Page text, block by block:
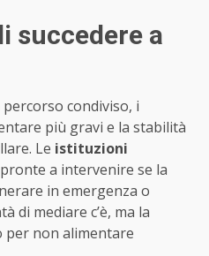
succedere a
condiviso, i
più gravi e la stabilità
Le istituzioni
a intervenire se la
in emergenza o
di mediare c’è, ma la
per non alimentare